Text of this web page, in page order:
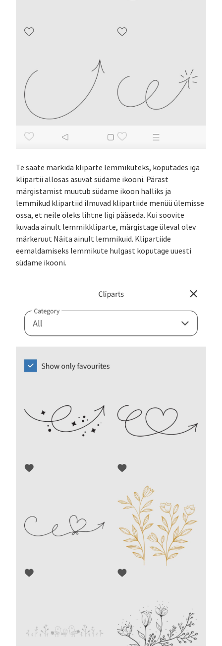
Te saate märkida kliparte lemmikuteks, koputades iga
klipartii allosas asuvat südame ikooni. Pärast
märgistamist muutub südame ikoon halliks ja
lemmikud klipartiid ilmuvad klipartiide menüü ülemisse
ossa, et neile oleks lihtne ligi pääseda. Kui soovite
kuvada ainult lemmikkliparte, märgistage üleval olev
märkeruut Näita ainult lemmikuid. Klipartiide
eemaldamiseks lemmikute hulgast koputage uuesti
südame ikooni.